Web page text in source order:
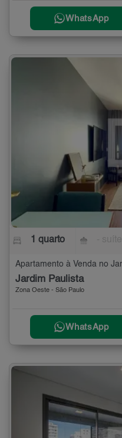
WhatsApp
1 quarto
Apartamento à Venda no
Jardim Paulista
Zona Oeste - São Paulo
WhatsApp